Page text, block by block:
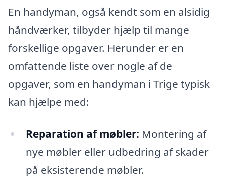
En handyman, også kendt som en alsidig
håndværker, tilbyder hjælp til mange
forskellige opgaver. Herunder er en
omfattende liste over nogle af de
opgaver, som en handyman i Trige typisk
kan hjælpe med:
Reparation af møbler: Montering af
nye møbler eller udbedring af skader
på eksisterende møbler.